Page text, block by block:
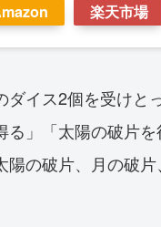
楽天市場
イス2個を受けと
」「太陽の破片を
陽の破片、月の破